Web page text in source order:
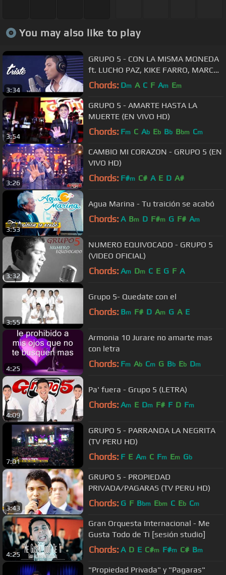
You may also like to play
3:34
GRUPO 5 - CON LA MISMA MONEDA
ft. LUCHO PAZ, KIKE FARRO, MARCO
ANTONIO ROLDAN
Chords: Dm A C F Am Em
3:54
GRUPO 5 - AMARTE HASTA LA
MUERTE (EN VIVO HD)
Chords: Fm C Ab Eb Bb Bbm Cm
3:26
CAMBIO MI CORAZON - GRUPO 5 (EN
VIVO HD)
Chords: F#m C# A E D A#
3:53
Agua Marina - Tu traición se acabó
Chords: A Bm D F#m G F# Am
3:32
NUMERO EQUIVOCADO - GRUPO 5
(VIDEO OFICIAL)
Chords: Am Dm C E G F A
3:55
Grupo 5- Quedate con el
Chords: Bm F# D Am G A E
4:25
Armonia 10 Jurare no amarte mas
con letra
Chords: Fm Ab Cm G Bb Eb Dm
4:09
Pa' fuera - Grupo 5 (LETRA)
Chords: Am E Dm F# F D Fm
7:01
GRUPO 5 - PARRANDA LA NEGRITA
(TV PERU HD)
Chords: F E Am C Fm Em Gb
3:43
GRUPO 5 - PROPIEDAD
PRIVADA/PAGARAS (TV PERU HD)
Chords: G F Bbm Ebm C Eb Cm
4:25
Gran Orquesta Internacional - Me
Gusta Todo de Ti [sesión studio]
Chords: A D E C#m F#m C# Bm
"Propiedad Privada" y "Pagaras"